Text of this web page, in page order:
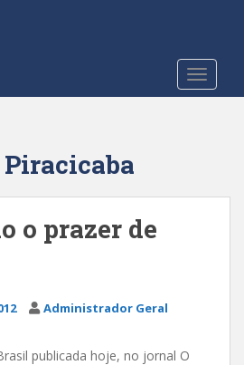
o prazer de
Administrador Geral
publicada hoje, no jornal O